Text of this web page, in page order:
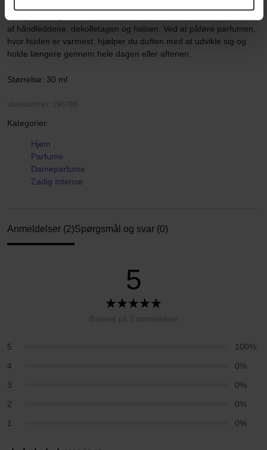
af håndleddene, dekolletagen og halsen. Ved at påføre parfumen,
hvor huden er varmest, hjælper du duften med at udvikle sig og
holde længere gennem hele dagen eller aftenen.
Størrelse: 30 ml
Varenummer: 196786
Kategorier:
Hjem
Parfume
Dameparfume
Zadig Intense
Anmeldelser (2)Spørgsmål og svar (0)
5
Baseret på 2 anmeldelser
5
100%
4
0%
3
0%
2
0%
1
0%